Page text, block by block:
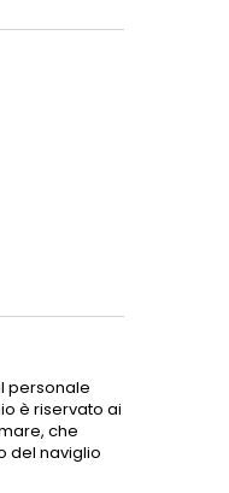
personale
è riservato ai
che
del naviglio